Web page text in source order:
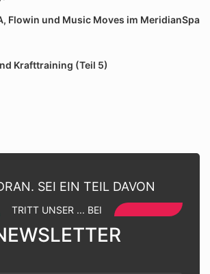
Flowin und Music Moves im MeridianSpa
Krafttraining (Teil 5)
SEI EIN TEIL DAVON
TRITT UNSER ... BEI